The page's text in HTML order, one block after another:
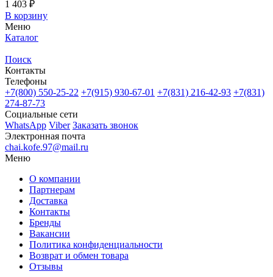
1 403 ₽
В корзину
Меню
Каталог
Поиск
Контакты
Телефоны
+7(800) 550-25-22 +7(915) 930-67-01 +7(831) 216-42-93 +7(831)
274-87-73
Социальные сети
WhatsApp Viber Заказать звонок
Электронная почта
chai.kofe.97@mail.ru
Меню
О компании
Партнерам
Доставка
Контакты
Бренды
Вакансии
Политика конфиденциальности
Возврат и обмен товара
Отзывы